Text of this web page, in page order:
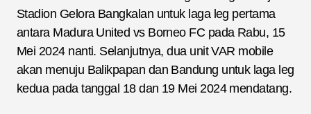
Stadion Gelora Bangkalan untuk laga leg pertama
antara Madura United vs Borneo FC pada Rabu, 15
Mei 2024 nanti. Selanjutnya, dua unit VAR mobile
akan menuju Balikpapan dan Bandung untuk laga leg
kedua pada tanggal 18 dan 19 Mei 2024 mendatang.